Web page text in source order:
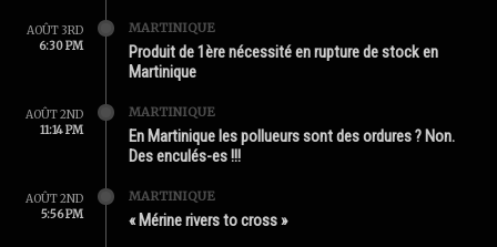
AOÛT 3RD
6:30 PM
MARTINIQUE
Produit de 1ère nécessité en rupture de stock en
Martinique
AOÛT 2ND
11:14 PM
MARTINIQUE
En Martinique les pollueurs sont des ordures ? Non.
Des enculés-es !!!
AOÛT 2ND
5:56 PM
MARTINIQUE
« Mérine rivers to cross »